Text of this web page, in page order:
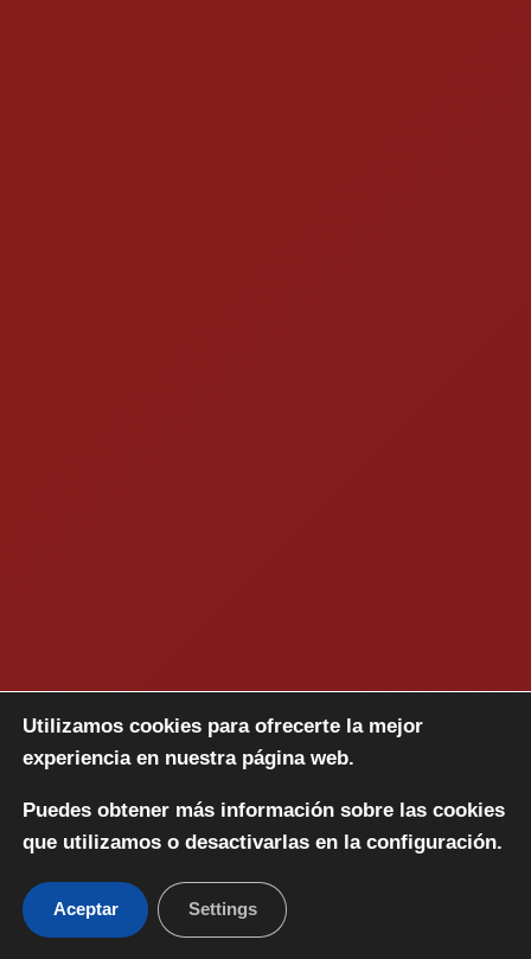
Utilizamos cookies para ofrecerte la mejor
experiencia en nuestra página web.
Puedes obtener más información sobre las cookies
que utilizamos o desactivarlas en la configuración.
Aceptar Settings